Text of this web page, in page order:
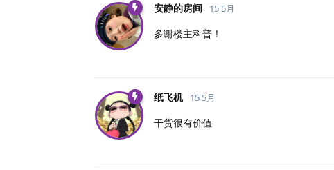
安静的房间 15 5月
多谢楼主科普！
纸飞机 15 5月
干货很有价值